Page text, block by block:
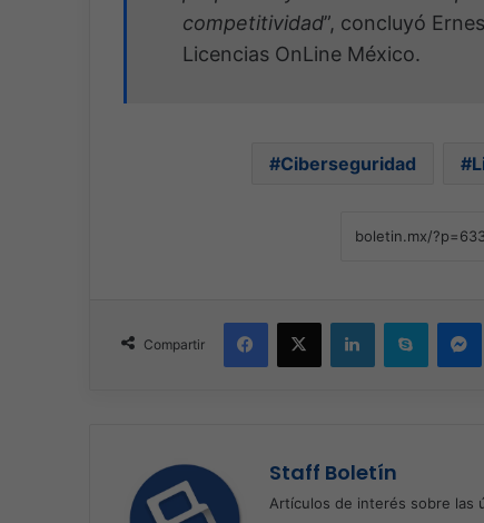
competitividad”, concluyó
Licencias OnLine México.
Ciberseguridad
Compartir
Facebook
X LinkedInSkype
Staff Boletín
Artículos de interés sobre las